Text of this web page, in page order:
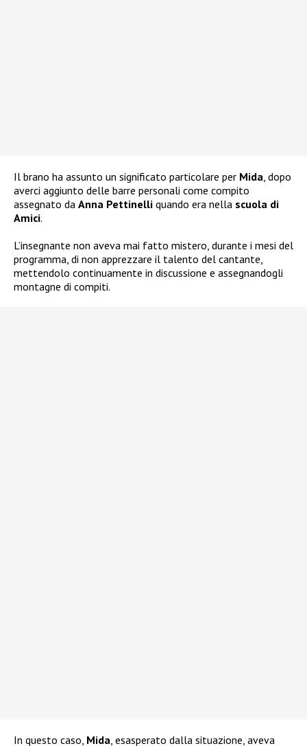
Il brano ha assunto un significato particolare per Mida , dopo
averci aggiunto delle barre personali come compito
assegnato da Anna Pettinelli quando era nella scuola di
Amici.
L’insegnante non aveva mai fatto mistero, durante i mesi del
programma, di non apprezzare il talento del cantante,
mettendolo continuamente in discussione e assegnandogli
montagne di compiti.
In questo caso, Mida , esasperato dalla situazione, aveva